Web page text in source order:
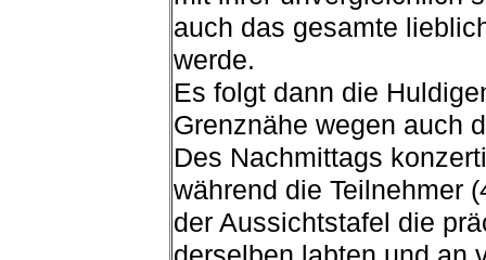
auch das gesamte
werde.
Es folgt dann die
Grenznähe wegen auch
Des Nachmittags
während die Teilnehmer
der Aussichtstafel die